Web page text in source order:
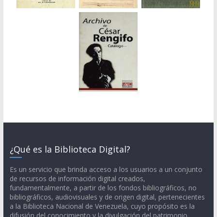
¿Qué es la Biblioteca Digital?
Es un servicio que brinda acceso a los usuarios a un conjunto
de recursos de información digital creados,
fundamentalmente, a partir de los fondos bibliográficos, no
bibliográficos, audiovisuales y de origen digital, pertenecientes
a la Biblioteca Nacional de Venezuela, cuyo propósito es la